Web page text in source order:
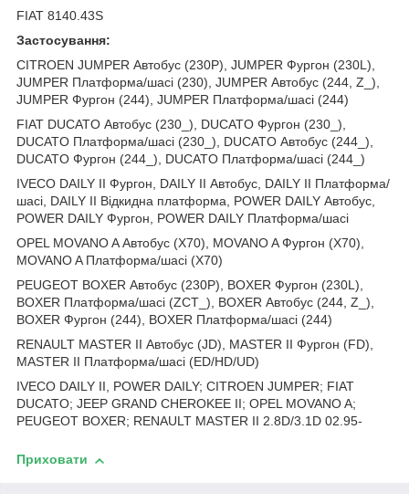
FIAT 8140.43S
Застосування:
CITROEN JUMPER Автобус (230P), JUMPER Фургон (230L),
JUMPER Платформа/шасі (230), JUMPER Автобус (244, Z_),
JUMPER Фургон (244), JUMPER Платформа/шасі (244)
FIAT DUCATO Автобус (230_), DUCATO Фургон (230_),
DUCATO Платформа/шасі (230_), DUCATO Автобус (244_),
DUCATO Фургон (244_), DUCATO Платформа/шасі (244_)
IVECO DAILY II Фургон, DAILY II Автобус, DAILY II Платформа/
шасі, DAILY II Відкидна платформа, POWER DAILY Автобус,
POWER DAILY Фургон, POWER DAILY Платформа/шасі
OPEL MOVANO A Автобус (X70), MOVANO A Фургон (X70),
MOVANO A Платформа/шасі (X70)
PEUGEOT BOXER Автобус (230P), BOXER Фургон (230L),
BOXER Платформа/шасі (ZCT_), BOXER Автобус (244, Z_),
BOXER Фургон (244), BOXER Платформа/шасі (244)
RENAULT MASTER II Автобус (JD), MASTER II Фургон (FD),
MASTER II Платформа/шасі (ED/HD/UD)
IVECO DAILY II, POWER DAILY; CITROEN JUMPER; FIAT
DUCATO; JEEP GRAND CHEROKEE II; OPEL MOVANO A;
PEUGEOT BOXER; RENAULT MASTER II 2.8D/3.1D 02.95-
Приховати